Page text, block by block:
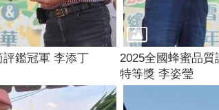
評鑑冠軍 李添丁
2025全國蜂蜜品
特等獎 李姿瑩